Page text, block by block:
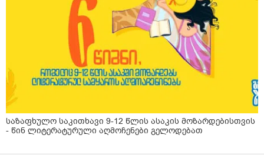
საზაფხულო საკითხავი 9-12 წლის ასაკის მოზარდებისთვის
- წინ ლიტერატურული აღმოჩენები გელოდებათ